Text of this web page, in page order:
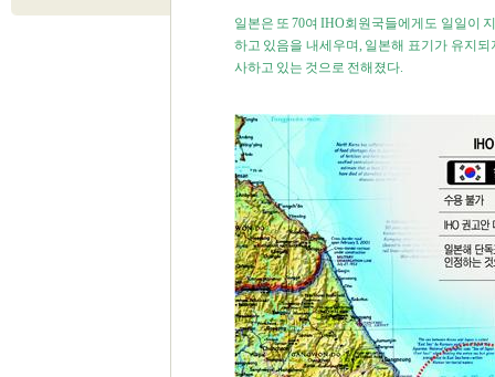
일본은 또 70여 IHO회원국들에게도 일일이
하고 있음을 내세우며, 일본해 표기가 유지
사하고 있는 것으로 전해졌다.